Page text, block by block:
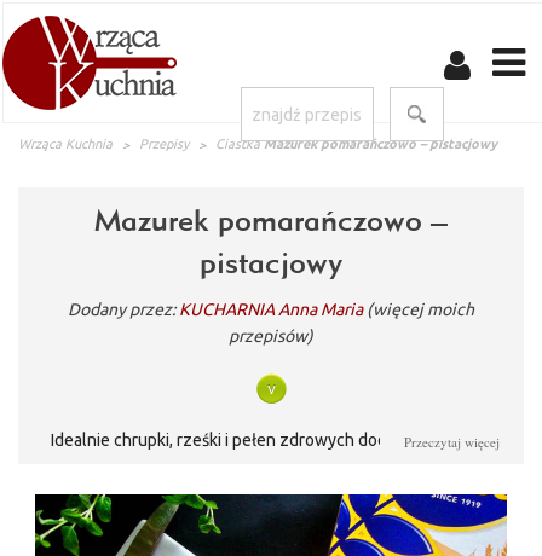
Wrząca Kuchnia Przepisy Ciastka Mazurek pomarańczowo – pistacjowy
Mazurek pomarańczowo –
pistacjowy
Dodany przez:KUCHARNIA Anna Maria (więcej moich
przepisów)
Idealnie chrupki, rześki i pełen zdrowych dodatków \"mini\"
jedzenie, tradycję i prostotę. Lekki, żytni spód z dodatkiem
kremu pistacjowego i orzeźwiającego pomarańczowego curd, a
do tego płatki migdałowe oraz jagody goji i suszony berbys.
Przeczytaj więcej